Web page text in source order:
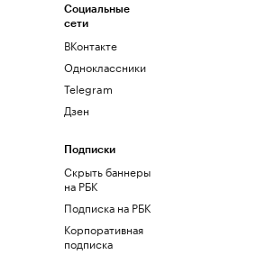
Социальные
сети
ВКонтакте
Одноклассники
Telegram
Дзен
Подписки
Скрыть баннеры
на РБК
Подписка на РБК
Корпоративная
подписка